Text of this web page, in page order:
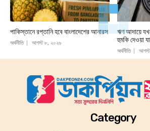
পাকিস্তানে রপ্তানি হবে বাংলাদেশের আনারস
অর্থনীতি আগস্ট ৮, ২০২৬
ঋণ আদায়ে
হুমকি দেওয়া
অর্থনীতি
Category